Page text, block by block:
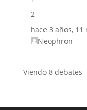
2
hace 3 años, 11
Neophron
Viendo 8 debates